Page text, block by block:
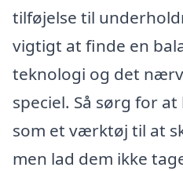
tilføjelse til
vigtigt at finde en
teknologi og det
speciel. Så sørg for
som et værktøj til at
men lad dem ikke